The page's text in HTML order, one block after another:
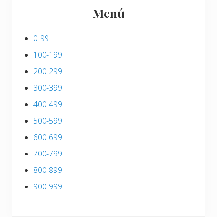
Menú
0-99
100-199
200-299
300-399
400-499
500-599
600-699
700-799
800-899
900-999